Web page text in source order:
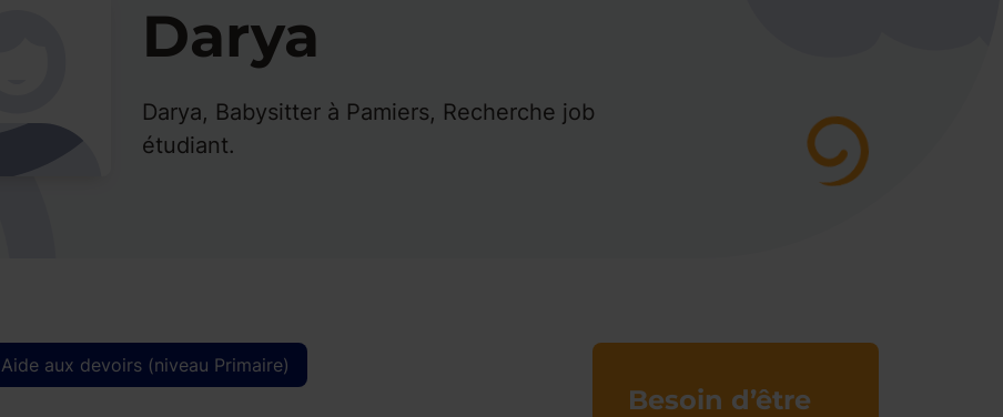
Darya
Darya, Babysitter à Pamiers, Recherche job
étudiant.
Aide aux devoirs (niveau Primaire)
Besoin d’être